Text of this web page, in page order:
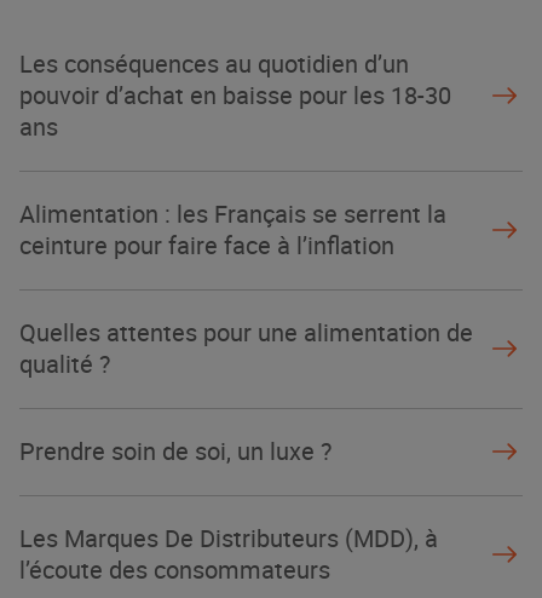
Les conséquences au quotidien d’un
pouvoir d’achat en baisse pour les 18-30
ans
Alimentation : les Français se serrent la
ceinture pour faire face à l’inflation
Quelles attentes pour une alimentation de
qualité ?
Prendre soin de soi, un luxe ?
Les Marques De Distributeurs (MDD), à
l’écoute des consommateurs